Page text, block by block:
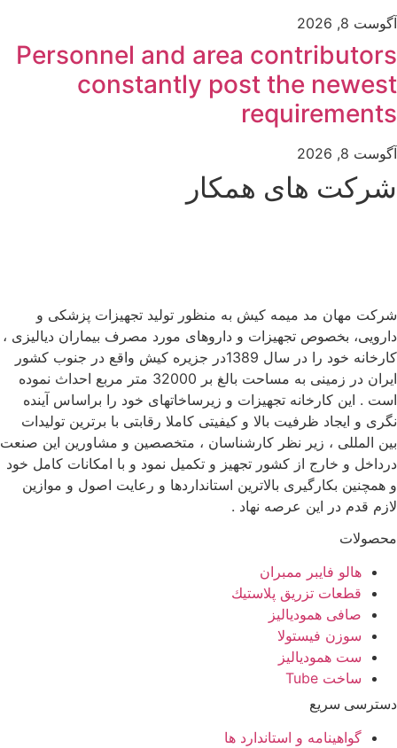
آگوست 8, 2026
Personnel and area contributors
constantly post the newest
requirements
آگوست 8, 2026
شرکت های همکار
شرکت مهان مد میمه کیش به منظور تولید تجهیزات پزشکی و
دارویی، بخصوص تجهیزات و داروهای مورد مصرف بیماران دیالیزی ،
کارخانه خود را در سال 1389در جزیره کیش واقع در جنوب کشور
ایران در زمینی به مساحت بالغ بر 32000 متر مربع احداث نموده
است . این کارخانه تجهیزات و زیرساخاتهای خود را براساس آینده
نگری و ایجاد ظرفیت بالا و کیفیتی کاملا رقابتی با برترین تولیدات
بین المللی ، زیر نظر کارشناسان ، متخصصین و مشاورین این صنعت
درداخل و خارج از کشور تجهیز و تکمیل نمود و با امکانات کامل خود
و همچنین بکارگیری بالاترین استانداردها و رعایت اصول و موازین
لازم قدم در این عرصه نهاد .
محصولات
هالو فایبر ممبران
قطعات تزريق پلاستيك
صافی همودیالیز
سوزن فیستولا
ست همودیالیز
ساخت Tube
دسترسی سریع
گواهینامه و استاندارد ها